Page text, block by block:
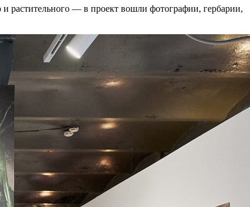
растительного — в проект вошли фотографии, гербарии,